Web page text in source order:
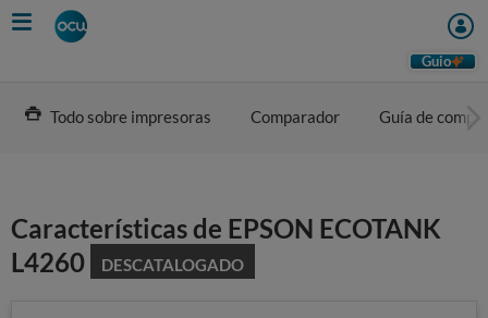
Skip
to
Guio
Todo sobre impresoras Comparador Guía de
Características de EPSON ECOTANK
L4260
DESCATALOGADO